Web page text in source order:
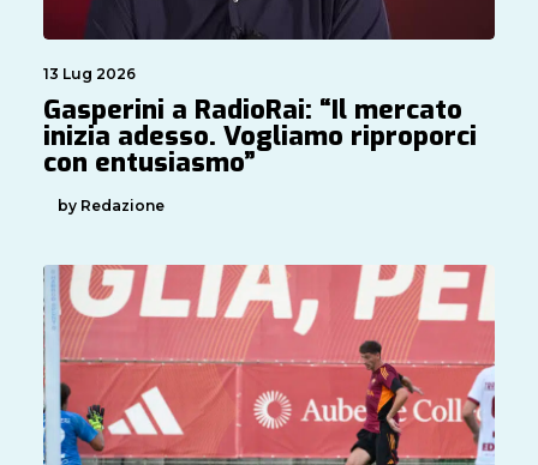
13 Lug 2026
Gasperini a RadioRai: “Il mercato
inizia adesso. Vogliamo riproporci
con entusiasmo”
by Redazione